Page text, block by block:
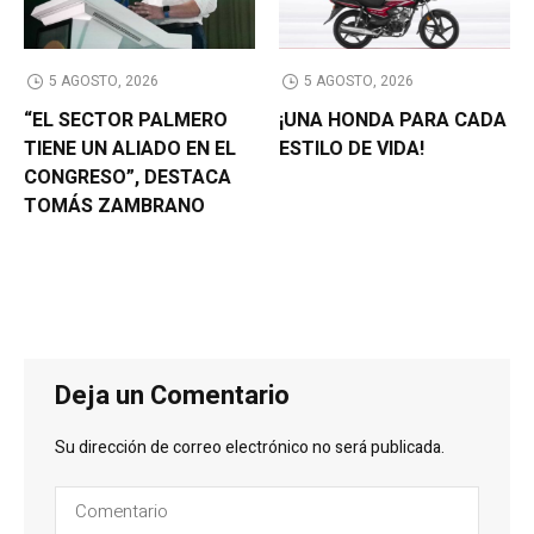
5 AGOSTO, 2026
“EL SECTOR PALMERO
TIENE UN ALIADO EN EL
CONGRESO”, DESTACA
TOMÁS ZAMBRANO
5 AGOSTO, 2026
¡UNA HONDA PARA CADA
ESTILO DE VIDA!
Deja un Comentario
Su dirección de correo electrónico no será publicada.